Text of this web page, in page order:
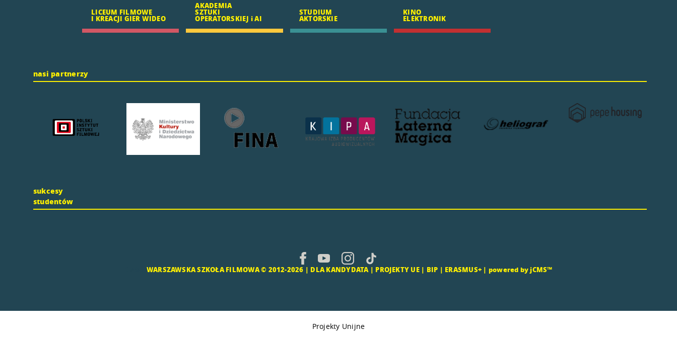
LICEUM FILMOWE
I KREACJI GIER WIDEO
AKADEMIA
SZTUKI
OPERATORSKIEJ i AI
STUDIUM
AKTORSKIE
KINO
ELEKTRONIK
nasi partnerzy
sukcesy
studentów
WARSZAWSKA SZKOŁA FILMOWA © 2012-2026 | DLA KANDYDATA| PROJEKTY UE| BIP | ERASMUS+ | powered by jCMS™
Projekty Unijne